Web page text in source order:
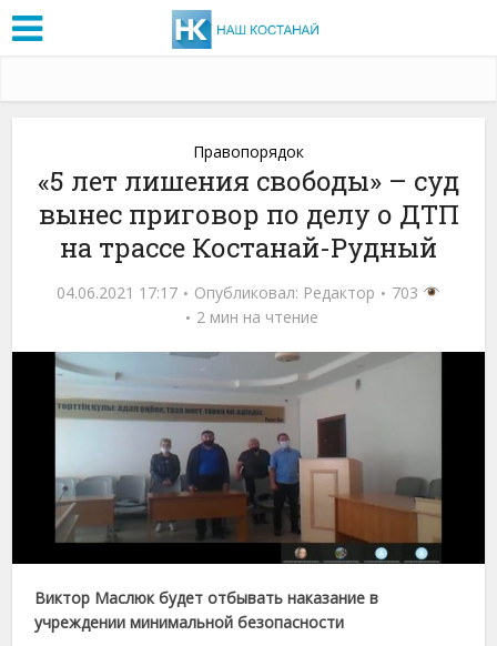
Правопорядок
«5 лет лишения свободы» – суд
вынес приговор по делу о ДТП
на трассе Костанай-Рудный
04.06.2021 17:17 Опубликовал: Редактор
703
2 мин на чтение
Виктор Маслюк будет отбывать наказание в
учреждении минимальной безопасности